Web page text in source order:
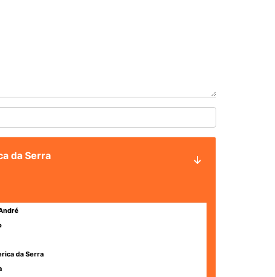
da Serra
da Serra